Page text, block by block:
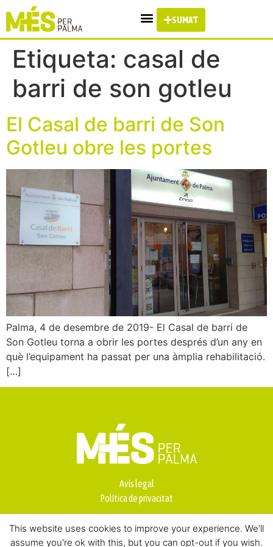
SUMA'T
Etiqueta: casal de
barri de son gotleu
El Casal de barri de Son
Gotleu obre les portes
Palma, 4 de desembre de 2019- El Casal de barri de
Son Gotleu torna a obrir les portes després d’un any en
què l’equipament ha passat per una àmplia rehabilitació.
[…]
Avís legal
Política de privacitat
This website uses cookies to improve your experience. We'll
assume you're ok with this, but you can opt-out if you wish.